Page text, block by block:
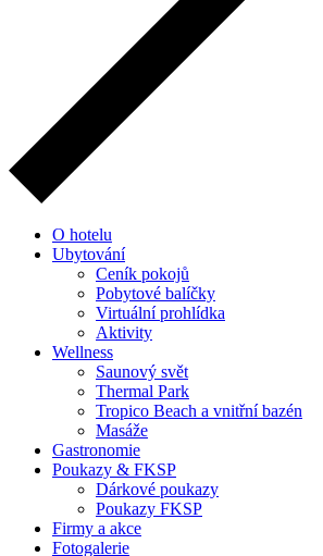
O hotelu
Ubytování
Ceník pokojů
Pobytové balíčky
Virtuální prohlídka
Aktivity
Wellness
Saunový svět
Thermal Park
Tropico Beach a vnitřní bazén
Masáže
Gastronomie
Poukazy & FKSP
Dárkové poukazy
Poukazy FKSP
Firmy a akce
Fotogalerie